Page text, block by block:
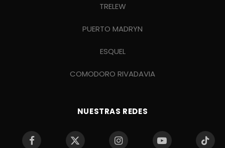
TRELEW
PUERTO MADRYN
ESQUEL
COMODORO RIVADAVIA
NUESTRAS REDES
Facebook X Instagram YouTube